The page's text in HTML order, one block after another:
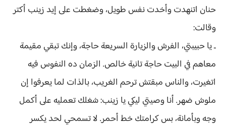
حنان اتنهدت وأخدت نفس طويل، وضغطت على إيد زينب أكتر
وقالت:
ـ يا حبيبتي، الفرش والزيارة السريعة حاجة، وإنك تبقي مقيمة
معاهم في البيت حاجة تانية خالص. الزمان ده النفوس فيه
اتغيرت، والناس مبقتش ترحم الغريب، بالذات لما يعرفوا إن
ملوش ضهر. أنا وصيتي ليكي يا زينب: شغلك تعمليه على أكمل
وجه وبأمانة، بس كرامتك خط أحمر. لا تسمحي لحد يكسر